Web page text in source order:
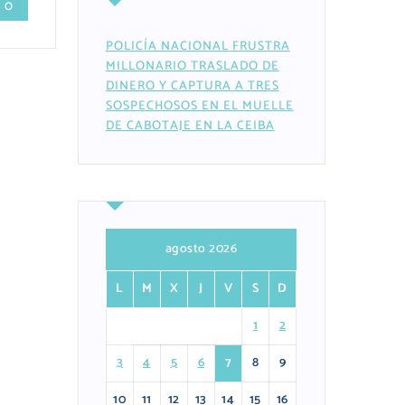
0
POLICÍA NACIONAL FRUSTRA
MILLONARIO TRASLADO DE
DINERO Y CAPTURA A TRES
SOSPECHOSOS EN EL MUELLE
DE CABOTAJE EN LA CEIBA
agosto 2026
L
M X J V S
D
1
2
3
4 5 6 7 8
9
10
11 12 13 14 15
16